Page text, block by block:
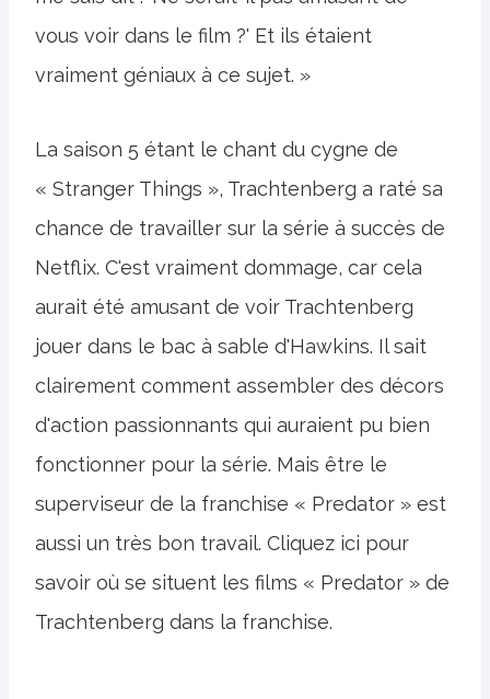
vous voir dans le film ?' Et ils étaient
vraiment géniaux à ce sujet. »
La saison 5 étant le chant du cygne de
« Stranger Things », Trachtenberg a raté sa
chance de travailler sur la série à succès de
Netflix. C'est vraiment dommage, car cela
aurait été amusant de voir Trachtenberg
jouer dans le bac à sable d'Hawkins. Il sait
clairement comment assembler des décors
d'action passionnants qui auraient pu bien
fonctionner pour la série. Mais être le
superviseur de la franchise « Predator » est
aussi un très bon travail. Cliquez ici pour
savoir où se situent les films « Predator » de
Trachtenberg dans la franchise.